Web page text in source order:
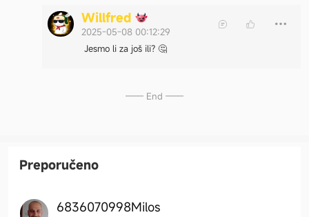
Willfred
2025-05-08 00:12:29
Jesmo li za još ili? 🤔
—— End ——
Preporučeno
6836070998Milos